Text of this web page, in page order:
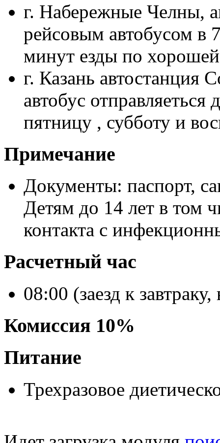
г. Набережные Челны,
рейсовым автобусом в
минут езды по
г. Казань автостанция
автобус
пятницу , субботу и
Примечание
Документы: паспорт,
Детям до 14 лет в том
контакта с
Расчетный час
08:00 (заезд к
Комиссия 10%
Питание
Трехразовое